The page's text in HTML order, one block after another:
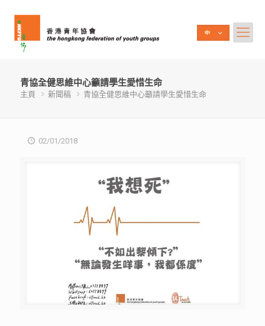
青協全健思維中心籲請學生愛惜生命
主頁 新聞稿 青協全健思維中心籲請學生愛惜生命
02/01/2018